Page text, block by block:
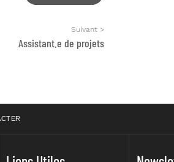
Suivant >
Assistant.e de projets